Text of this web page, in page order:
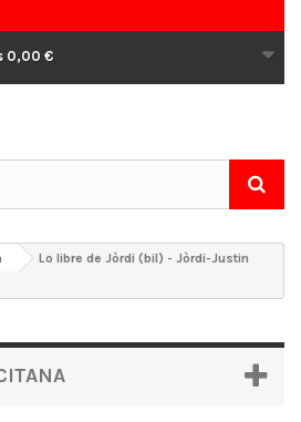
0,00 €
Lo libre de Jòrdi (bil) - Jòrdi-Justin